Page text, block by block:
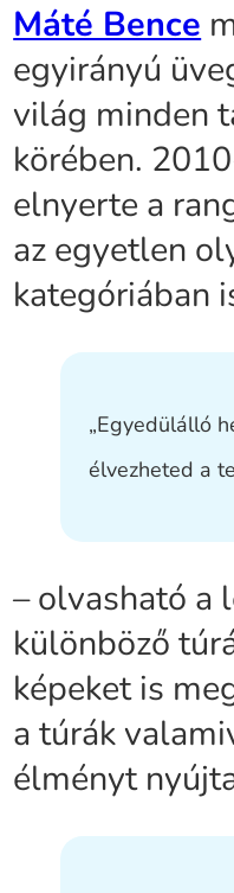
Máté Bence
egyirányú
világ minden
körében.
elnyerte a
az egyetlen
kategóriában
„Egyedülálló
élvezheted a
– olvasható a
különböző
képeket is
a túrák
élményt